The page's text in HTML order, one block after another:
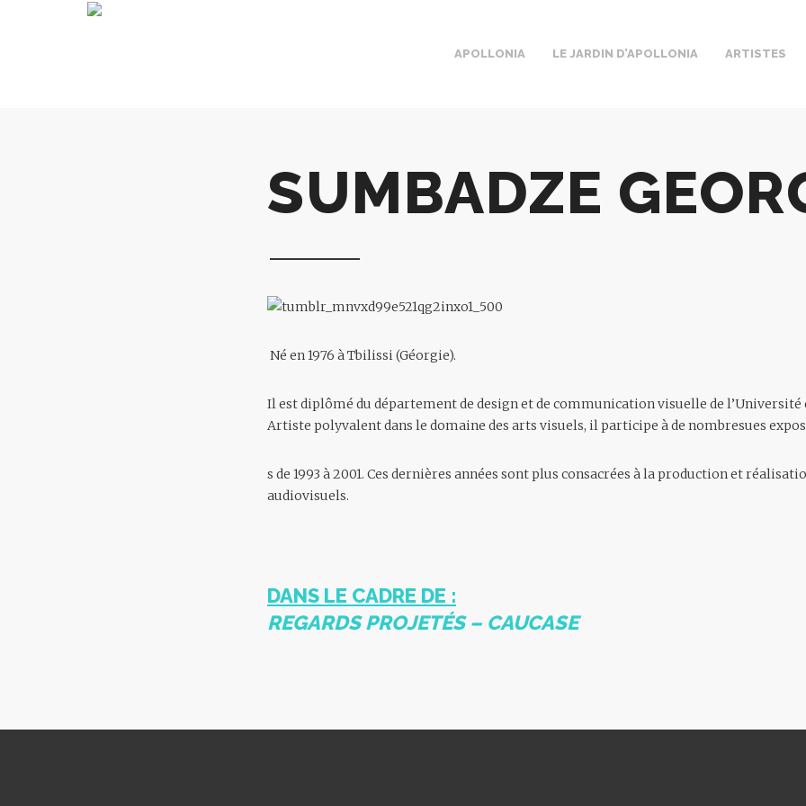
APOLLONIA LE JARDIN D’APOLLONIA ARTISTES
SUMBADZE
Né en 1976 à Tbilissi (Géorgie).
Il est diplômé du département de design et de communication visuelle de l’Université
Artiste polyvalent dans le domaine des arts visuels, il participe à de nombresues
s de 1993 à 2001. Ces dernières années sont plus consacrées à la production et
audiovisuels.
DANS LE CADRE DE :
REGARDS PROJETÉS – CAUCASE